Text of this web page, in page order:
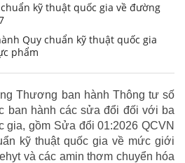
kỹ thuật quốc gia về đường
Quy chuẩn kỹ thuật quốc gia
phẩm
Thương ban hành Thông tư số
ban hành các sửa đổi đối với ba
gia, gồm Sửa đổi 01:2026 QCVN
kỹ thuật quốc gia về mức giới
và các amin thơm chuyển hóa